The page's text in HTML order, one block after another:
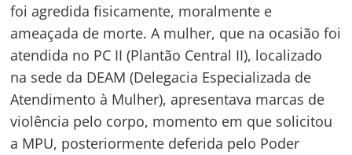
foi agredida fisicamente, moralmente e
ameaçada de morte. A mulher, que na ocasião foi
atendida no PC II (Plantão Central II), localizado
na sede da DEAM (Delegacia Especializada de
Atendimento à Mulher), apresentava marcas de
violência pelo corpo, momento em que solicitou
a MPU, posteriormente deferida pelo Poder